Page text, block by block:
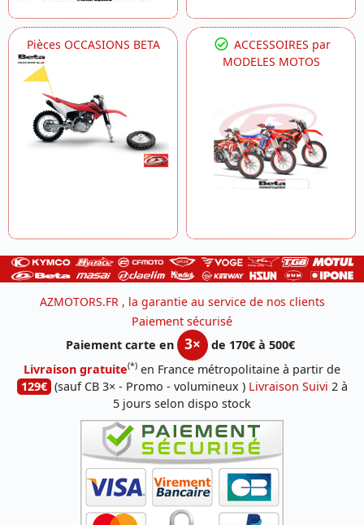
Pièces OCCASIONS BETA
ACCESSOIRES par
MODELES MOTOS
AZMOTORS.FR , la garantie au service de nos clients
Paiement sécurisé
Paiement carte en
3×
de 170€ à 500€
Livraison gratuite(*) en France métropolitaine à partir de
129€ (sauf CB 3× - Promo - volumineux ) Livraison Suivi 2 à
5 jours selon dispo stock